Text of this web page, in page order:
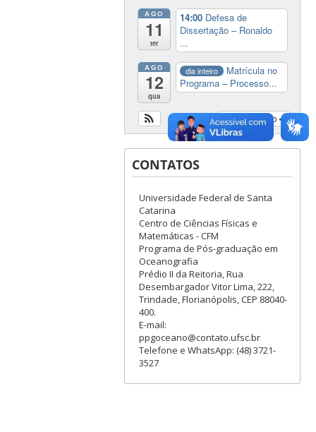
AGO
11
ter
14:00 Defesa de
Dissertação – Ronaldo
...
AGO
12
qua
dia inteiro
Matrícula no
Programa – Processo...
Ver calendário
CONTATOS
Universidade Federal de Santa
Catarina
Centro de Ciências Físicas e
Matemáticas - CFM
Programa de Pós-graduação em
Oceanografia
Prédio II da Reitoria, Rua
Desembargador Vitor Lima, 222,
Trindade, Florianópolis, CEP 88040-
400.
E-mail:
ppgoceano@contato.ufsc.br
Telefone e WhatsApp: (48) 3721-
3527